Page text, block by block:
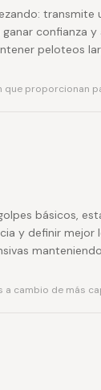
transmite
confianza
peloteos
que proporcionan
básicos,
y definir mejor
cambio de más